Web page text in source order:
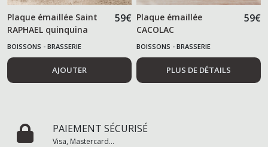
Plaque émaillée Saint
RAPHAEL quinquina
59€
BOISSONS - BRASSERIE
AJOUTER
Plaque émaillée
CACOLAC
59€
BOISSONS - BRASSERIE
PLUS DE DÉTAILS
PAIEMENT SÉCURISÉ
Visa, Mastercard...